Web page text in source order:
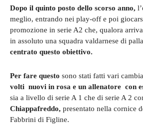
Dopo il quinto posto dello scorso anno,
meglio, entrando nei play-off e poi
promozione in serie A2 che, qualora
in assoluto una squadra valdarnese di
centrato questo obiettivo.
Per fare questo sono stati fatti vari
volti nuovi in rosa e un allenatore con
sia a livello di serie A 1 che di serie A 2
Chiappafreddo, presentato nella cornice
Fabbrini di Figline.